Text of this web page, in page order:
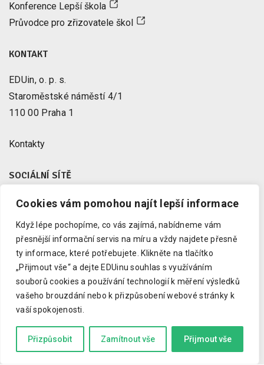
Cookies vám pomohou najít lepší informace
Když lépe pochopíme, co vás zajímá, nabídneme vám
přesnější informační servis na míru a vždy najdete přesně
ty informace, které potřebujete.
Klikněte na tlačítko
„Přijmout vše“ a dejte EDUinu souhlas s využíváním
souborů cookies a používání technologií k měření výsledků
vašeho brouzdání nebo k přizpůsobení webové stránky k
vaší spokojenosti.
Přizpůsobit Zamítnout vše Přijmout vše
Konference Lepší škola
Průvodce pro zřizovatele škol
KONTAKT
EDUin, o. p. s.
Staroměstské náměstí 4/1
110 00 Praha 1
Kontakty
SOCIÁLNÍ SÍTĚ
Facebook
Instagram
Youtube
LinkedIn
Copyright © 2023 EDUin, o. p. s.
Informujeme o vzdělávání.